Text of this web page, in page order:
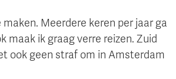
Meerdere keren per jaar ga
maak ik graag verre reizen. Zuid
ook geen straf om in Amsterdam